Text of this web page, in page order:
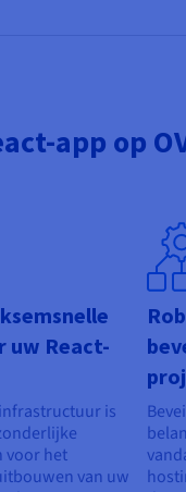
app op
uw React-
is
voor het
van uw